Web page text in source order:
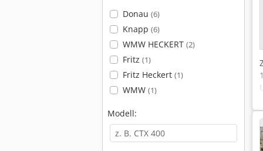
Donau (6)
Knapp (6)
WMW HECKERT (2)
Fritz (1)
Fritz Heckert (1)
WMW (1)
Modell: